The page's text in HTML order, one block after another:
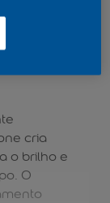
cria
o brilho e
O